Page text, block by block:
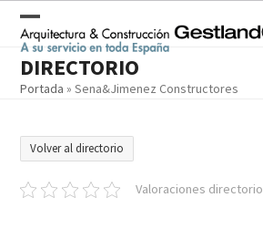
contentOpen
mobile
menu
Close
mobile
menu
DIRECTORIO
Portada »Sena&Jimenez Constructores
Volver al directorio
Valoraciones directorio